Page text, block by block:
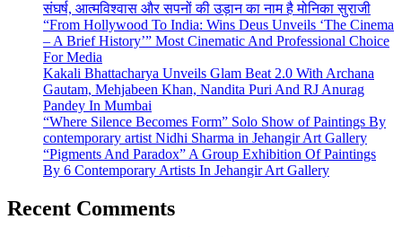
संघर्ष, आत्मविश्वास और सपनों की उड़ान का नाम है मोनिका सुराजी
“From Hollywood To India: Wins Deus Unveils ‘The Cinema
– A Brief History’” Most Cinematic And Professional Choice
For Media
Kakali Bhattacharya Unveils Glam Beat 2.0 With Archana
Gautam, Mehjabeen Khan, Nandita Puri And RJ Anurag
Pandey In Mumbai
“Where Silence Becomes Form” Solo Show of Paintings By
contemporary artist Nidhi Sharma in Jehangir Art Gallery
“Pigments And Paradox” A Group Exhibition Of Paintings
By 6 Contemporary Artists In Jehangir Art Gallery
Recent Comments